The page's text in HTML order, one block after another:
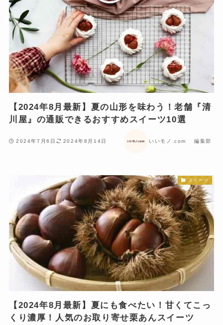
【2024年8月最新】夏の山形を味わう！老舗『清
川屋』の通販できるおすすめスイーツ10選
2024年7月6日 2024年8月14日 いいモノ.com 編集部
スイーツ
【2024年8月最新】夏にも食べたい！甘くてこっ
くり濃厚！人気のお取り寄せ栗あんスイーツ